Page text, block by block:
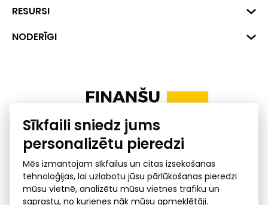
1045
+371 287 18175
Reģ. Nr. 40008002175
Banka: SEB Banka
RESURSI
Dati
Uzņēmumu kredītspējas kalkulators
NODERĪGI
Ombuds
Sīkfaili sniedz jums
personalizētu pieredzi
Mēs izmantojam sīkfailus un citas izsekošanas
tehnoloģijas, lai uzlabotu jūsu pārlūkošanas pieredzi
mūsu vietnē, analizētu mūsu vietnes trafiku un
saprastu, no kurienes nāk mūsu apmeklētāji.